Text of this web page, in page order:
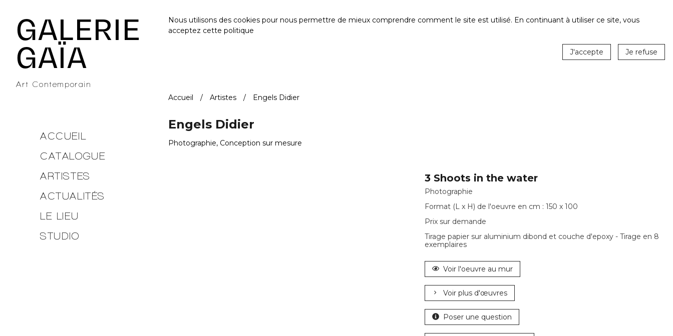
GALERIE
GAÏA
Art Contemporain
ACCUEIL
CATALOGUE
ARTISTES
ACTUALITÉS
LE LIEU
STUDIO
Nous utilisons des cookies pour nous permettre de mieux comprendre comment le site est utilisé. En continuant à utiliser ce site, vous
acceptez cette politique
J'accepte Je refuse
Accueil Artistes Engels Didier
Engels Didier
Photographie, Conception sur mesure
3 Shoots in the water
Photographie
Format (L x H) de l'oeuvre en cm : 150 x 100
Prix sur demande
Tirage papier sur aluminium dibond et couche d'epoxy - Tirage en 8
exemplaires
Voir l'oeuvre au mur
Voir plus d'œuvres
Poser une question